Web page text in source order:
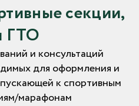
секции,
ГТО
и консультаций
для оформления и
к спортивным
марафонам